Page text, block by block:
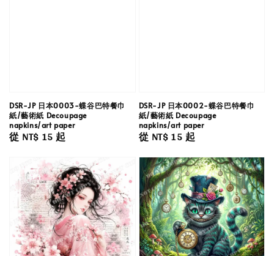
DSR-JP 日本0003-蝶谷巴特餐巾
紙/藝術紙 Decoupage
napkins/art paper
Regular
從 NT$ 15起
DSR-JP 日本0002-蝶谷巴特餐巾
紙/藝術紙 Decoupage
napkins/art paper
Regular
從 NT$ 15起